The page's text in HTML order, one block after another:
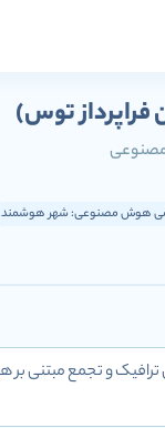
توس)
مصنوعی
هوش مصنوعی: شهر هوشمند